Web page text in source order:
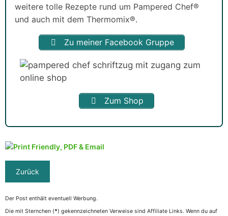
weitere tolle Rezepte rund um Pampered Chef®
und auch mit dem Thermomix®.
Zu meiner Facebook Gruppe
Zum Shop
Der Post enthält eventuell Werbung.
Die mit Sternchen (*) gekennzeichneten Verweise sind Affiliate Links. Wenn du auf